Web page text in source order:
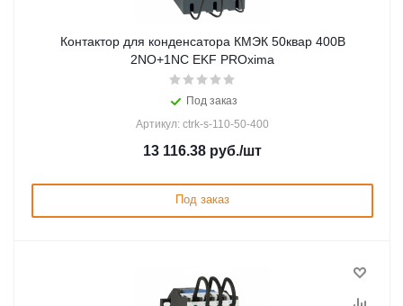
Контактор для конденсатора КМЭК 50квар 400В
2NО+1NC EKF PROxima
Под заказ
Артикул: ctrk-s-110-50-400
13 116.38 руб./шт
Под заказ